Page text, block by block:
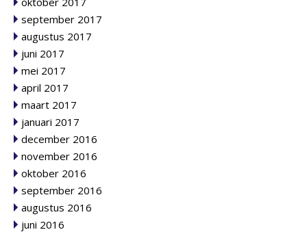
september 2017
augustus 2017
juni 2017
mei 2017
april 2017
maart 2017
januari 2017
december 2016
november 2016
oktober 2016
september 2016
augustus 2016
juni 2016